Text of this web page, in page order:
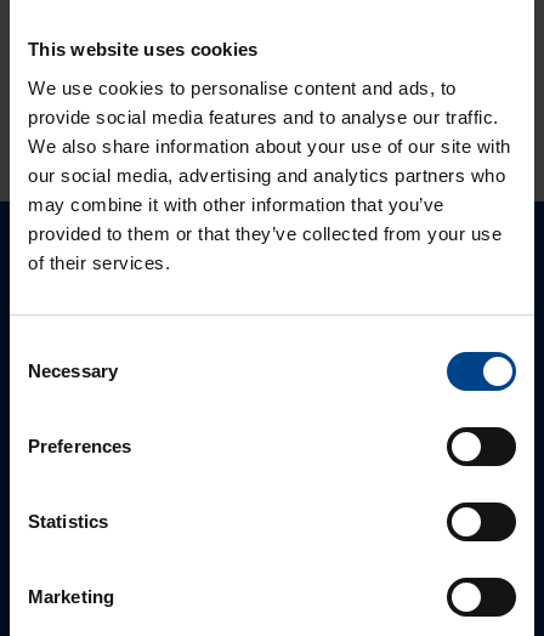
This website uses cookies
We use cookies to personalise content and ads, to
provide social media features and to analyse our traffic.
We also share information about your use of our site with
our social media, advertising and analytics partners who
may combine it with other information that you’ve
provided to them or that they’ve collected from your use
of their services.
Selection
Necessary
Preferences
Statistics
Marketing
HINNANGUD JA MÄRGISTUSED
Palun võtke meiega ühendust
Mark Milvek